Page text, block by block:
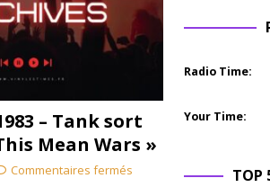
– Tank sort
Mean Wars »
Commentaires fermés
Radio Time:
Your Time:
TOP